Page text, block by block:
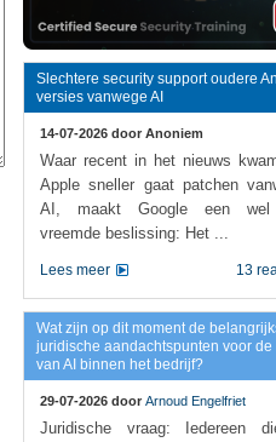
Slechtere security support oudere
versies vanwege AI
14-07-2026 door Anoniem
Waar recent in het nieuws
Apple sneller gaat patchen
AI, maakt Google een
vreemde beslissing: Het ...
13
Lees meer
Wat zijn op dit moment de
juridische aandachtspunten voor de
van AI binnen het bedrijf?
29-07-2026 door Arnoud Engelfriet
Juridische vraag: Iedereen